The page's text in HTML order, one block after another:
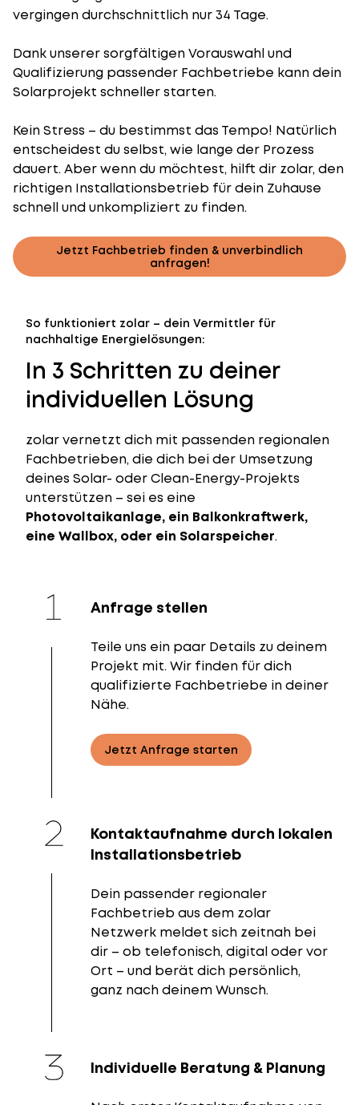
vergingen durchschnittlich nur 34 Tage.
Dank unserer sorgfältigen Vorauswahl und
Qualifizierung passender Fachbetriebe kann dein
Solarprojekt schneller starten.
Kein Stress – du bestimmst das Tempo! Natürlich
entscheidest du selbst, wie lange der Prozess
dauert. Aber wenn du möchtest, hilft dir zolar, den
richtigen Installationsbetrieb für dein Zuhause
schnell und unkompliziert zu finden.
Jetzt Fachbetrieb finden & unverbindlich
anfragen!
So funktioniert zolar – dein Vermittler für
nachhaltige Energielösungen:
In 3 Schritten zu deiner
individuellen Lösung
zolar vernetzt dich mit passenden regionalen
Fachbetrieben, die dich bei der Umsetzung
deines Solar- oder Clean-Energy-Projekts
unterstützen – sei es eine
Photovoltaikanlage, ein Balkonkraftwerk,
eine Wallbox, oder ein Solarspeicher.
Anfrage stellen
Teile uns ein paar Details zu deinem
Projekt mit. Wir finden für dich
qualifizierte Fachbetriebe in deiner
Nähe.
Jetzt Anfrage starten
Kontaktaufnahme durch lokalen
Installationsbetrieb
Dein passender regionaler
Fachbetrieb aus dem zolar
Netzwerk meldet sich zeitnah bei
dir – ob telefonisch, digital oder vor
Ort – und berät dich persönlich,
ganz nach deinem Wunsch.
Individuelle Beratung & Planung